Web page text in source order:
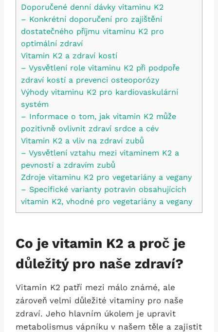
Doporučené denní dávky vitaminu K2
– Konkrétní doporučení pro zajištění
dostatečného příjmu vitaminu K2 pro
optimální zdraví
Vitamin K2 a zdraví kostí
– Vysvětlení role vitaminu K2 při podpoře
zdraví kostí a prevenci osteoporózy
Výhody vitaminu K2 pro kardiovaskulární
systém
– Informace o tom, jak vitamin K2 může
pozitivně ovlivnit zdraví srdce a cév
Vitamin K2 a vliv na zdraví zubů
– Vysvětlení vztahu mezi vitaminem K2 a
pevností a zdravím zubů
Zdroje vitaminu K2 pro vegetariány a vegany
– Specifické varianty potravin obsahujících
vitamin K2, vhodné pro vegetariány a vegany
Co je vitamin K2 a proč je
důležitý pro naše zdraví?
Vitamin K2 patří mezi málo známé, ale
zároveň velmi důležité vitaminy pro naše
zdraví. Jeho hlavním úkolem je upravit
metabolismus vápníku v našem těle a zajistit